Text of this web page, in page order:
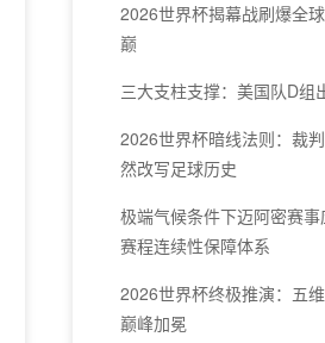
2026世界杯揭幕战刷爆全
巅
三大支柱支撑：美国队D组
2026世界杯暗线法则：裁判
然改写足球历史
极端气候条件下迈阿密赛事
赛程连续性保障体系
2026世界杯终极推演：五
巅峰加冕